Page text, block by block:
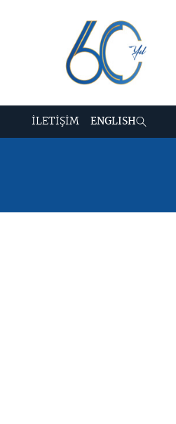
İLETİŞİM ENGLISH